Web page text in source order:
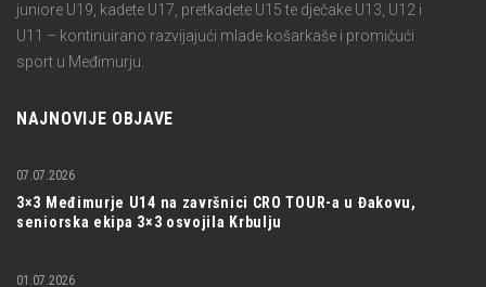
juniore U19, kadete U17, pretkadete U15 te dječake U13, U12 i
U11 – kontinuirano razvijajući mlade košarkaše i promičući
sport u Međimurju.
NAJNOVIJE OBJAVE
3×3 Međimurje U14 na završnici CRO TOUR-a u Đakovu,
seniorska ekipa 3×3 osvojila Krbulju
07.07.2026
01.07.2026